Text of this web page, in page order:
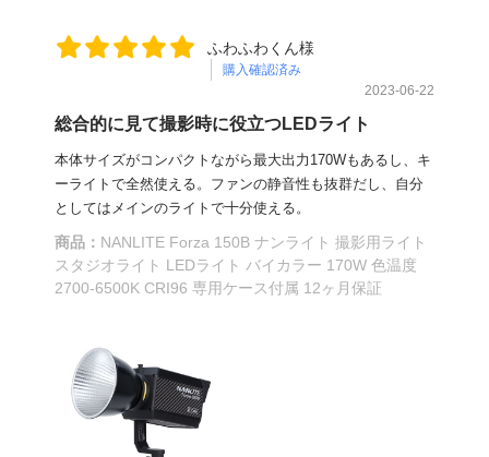
ふわふわくん様
購入確認済み
2023-06-22
総合的に見て撮影時に役立つLEDライト
本体サイズがコンパクトながら最大出力170Wもあるし、キ
ーライトで全然使える。ファンの静音性も抜群だし、自分
としてはメインのライトで十分使える。
商品： NANLITE Forza 150B ナンライト 撮影用ライト
スタジオライト LEDライト バイカラー 170W 色温度
2700-6500K CRI96 専用ケース付属 12ヶ月保証